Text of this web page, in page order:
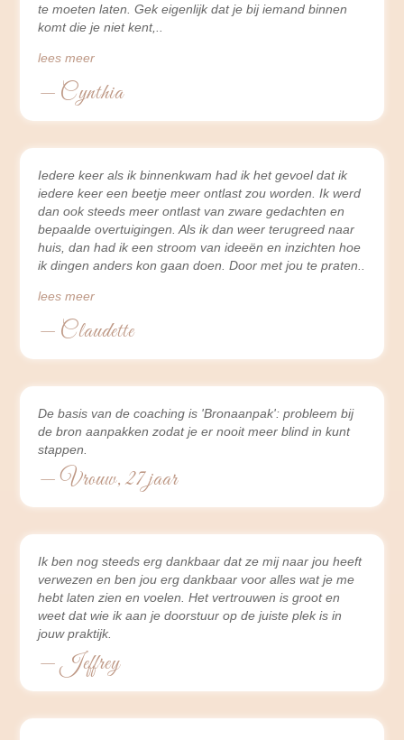
te moeten laten. Gek eigenlijk dat je bij iemand binnen
komt die je niet kent,
lees meer
— Cynthia
Iedere keer als ik binnenkwam had ik het gevoel dat ik
iedere keer een beetje meer ontlast zou worden. Ik werd
dan ook steeds meer ontlast van zware gedachten en
bepaalde overtuigingen. Als ik dan weer terugreed naar
huis, dan had ik een stroom van ideeën en inzichten hoe
ik dingen anders kon gaan doen. Door met jou te praten
lees meer
— Claudette
De basis van de coaching is 'Bronaanpak': probleem bij
de bron aanpakken zodat je er nooit meer blind in kunt
stappen.
— Vrouw, 27 jaar
Ik ben nog steeds erg dankbaar dat ze mij naar jou heeft
verwezen en ben jou erg dankbaar voor alles wat je me
hebt laten zien en voelen. Het vertrouwen is groot en
weet dat wie ik aan je doorstuur op de juiste plek is in
jouw praktijk.
— Jeffrey